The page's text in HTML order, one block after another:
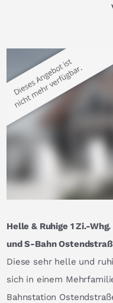
Helle & Ruhige 1 Zi.-
und S-Bahn
Diese sehr helle und
sich in einem
Bahnstation